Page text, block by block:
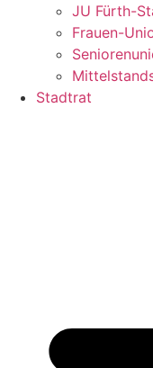
JU Fürth-
Frauen-
Stadtrat